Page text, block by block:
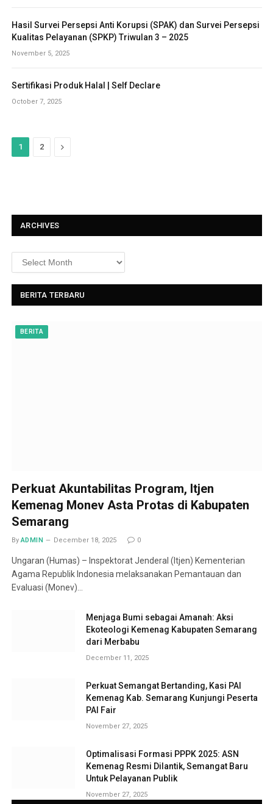
Hasil Survei Persepsi Anti Korupsi (SPAK) dan Survei Persepsi
Kualitas Pelayanan (SPKP) Triwulan 3 – 2025
November 5, 2025
Sertifikasi Produk Halal | Self Declare
October 7, 2025
1 2
N
ARCHIVES
BERITA TERBARU
BERITA
Perkuat Akuntabilitas Program, Itjen
Kemenag Monev Asta Protas di Kabupaten
Semarang
By ADMIN December 18, 2025 0
Ungaran (Humas) – Inspektorat Jenderal (Itjen) Kementerian
Agama Republik Indonesia melaksanakan Pemantauan dan
Evaluasi (Monev)…
Menjaga Bumi sebagai Amanah: Aksi
Ekoteologi Kemenag Kabupaten Semarang
dari Merbabu
December 11, 2025
Perkuat Semangat Bertanding, Kasi PAI
Kemenag Kab. Semarang Kunjungi Peserta
PAI Fair
November 27, 2025
Optimalisasi Formasi PPPK 2025: ASN
Kemenag Resmi Dilantik, Semangat Baru
Untuk Pelayanan Publik
November 27, 2025